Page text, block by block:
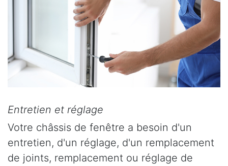
Entretien et réglage
Votre châssis de fenêtre a besoin d'un
entretien, d'un réglage, d'un remplacement
de joints, remplacement ou réglage de